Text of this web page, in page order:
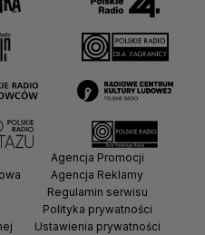
Agencja Promocji
Agencja Reklamy
Regulamin serwisu
Polityka prywatności
Ustawienia prywatności